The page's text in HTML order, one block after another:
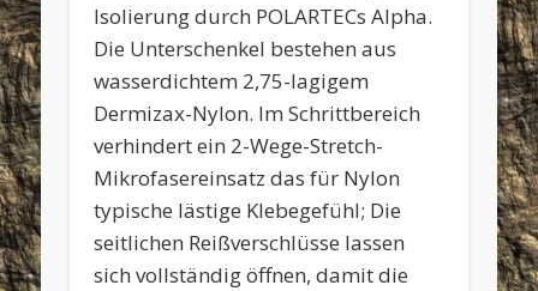
Isolierung durch POLARTECs Alpha.
Die Unterschenkel bestehen aus
wasserdichtem 2,75-lagigem
Dermizax-Nylon. Im Schrittbereich
verhindert ein 2-Wege-Stretch-
Mikrofasereinsatz das für Nylon
typische lästige Klebegefühl; Die
seitlichen Reißverschlüsse lassen
sich vollständig öffnen, damit die